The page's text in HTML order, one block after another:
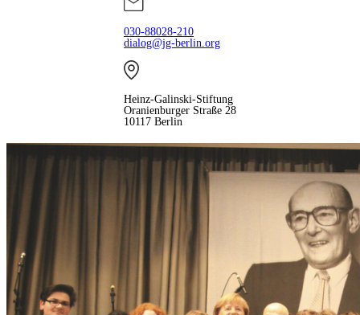
030-88028-210
dialog@jg-berlin.org
Heinz-Galinski-Stiftung
Oranienburger Straße 28
10117 Berlin